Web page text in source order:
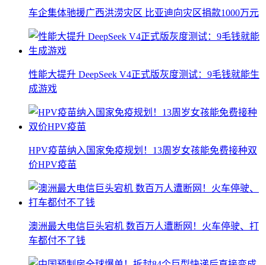
车企集体驰援广西洪涝灾区 比亚迪向灾区捐款1000万元
性能大提升 DeepSeek V4正式版灰度测试：9毛钱就能生
成游戏
HPV疫苗纳入国家免疫规划！13周岁女孩能免费接种双
价HPV疫苗
澳洲最大电信巨头宕机 数百万人遭断网！火车停驶、打
车都付不了钱